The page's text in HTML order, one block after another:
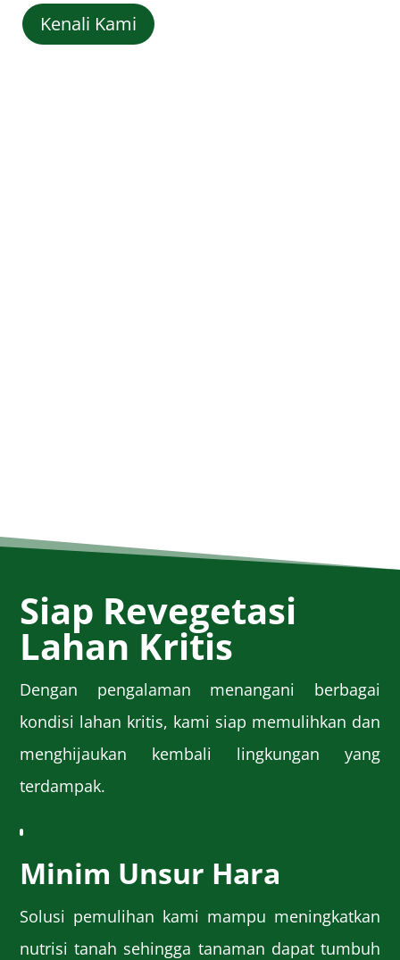
Kenali Kami
Siap Revegetasi
Lahan Kritis
Dengan pengalaman menangani berbagai
kondisi lahan kritis, kami siap memulihkan dan
menghijaukan kembali lingkungan yang
terdampak.
Minim Unsur Hara
Solusi pemulihan kami mampu meningkatkan
nutrisi tanah sehingga tanaman dapat tumbuh